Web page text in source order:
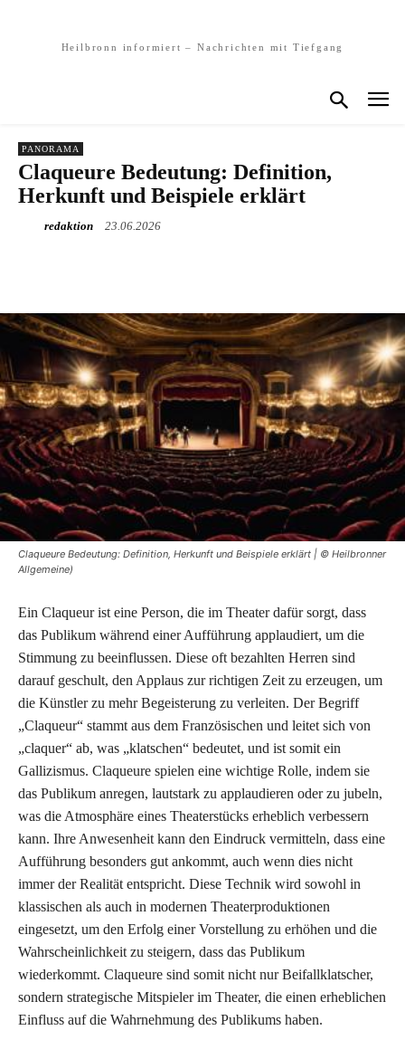
Heilbronn informiert – Nachrichten mit Tiefgang
PANORAMA
Claqueure Bedeutung: Definition,
Herkunft und Beispiele erklärt
redaktion 23.06.2026
Claqueure Bedeutung: Definition, Herkunft und Beispiele erklärt | © Heilbronner
Allgemeine)
Ein Claqueur ist eine Person, die im Theater dafür sorgt, dass
das Publikum während einer Aufführung applaudiert, um die
Stimmung zu beeinflussen. Diese oft bezahlten Herren sind
darauf geschult, den Applaus zur richtigen Zeit zu erzeugen, um
die Künstler zu mehr Begeisterung zu verleiten. Der Begriff
„Claqueur“ stammt aus dem Französischen und leitet sich von
„claquer“ ab, was „klatschen“ bedeutet, und ist somit ein
Gallizismus. Claqueure spielen eine wichtige Rolle, indem sie
das Publikum anregen, lautstark zu applaudieren oder zu jubeln,
was die Atmosphäre eines Theaterstücks erheblich verbessern
kann. Ihre Anwesenheit kann den Eindruck vermitteln, dass eine
Aufführung besonders gut ankommt, auch wenn dies nicht
immer der Realität entspricht. Diese Technik wird sowohl in
klassischen als auch in modernen Theaterproduktionen
eingesetzt, um den Erfolg einer Vorstellung zu erhöhen und die
Wahrscheinlichkeit zu steigern, dass das Publikum
wiederkommt. Claqueure sind somit nicht nur Beifallklatscher,
sondern strategische Mitspieler im Theater, die einen erheblichen
Einfluss auf die Wahrnehmung des Publikums haben.